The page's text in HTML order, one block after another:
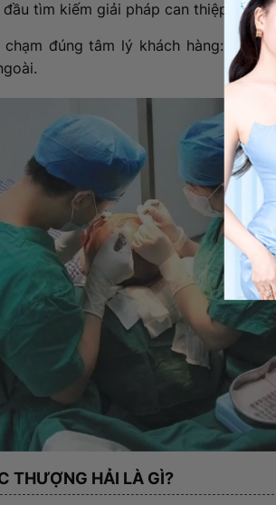
tìm kiếm giải pháp can thiệp sớm.
đúng tâm lý khách hàng: muốn
THƯỢNG HẢI LÀ GÌ?